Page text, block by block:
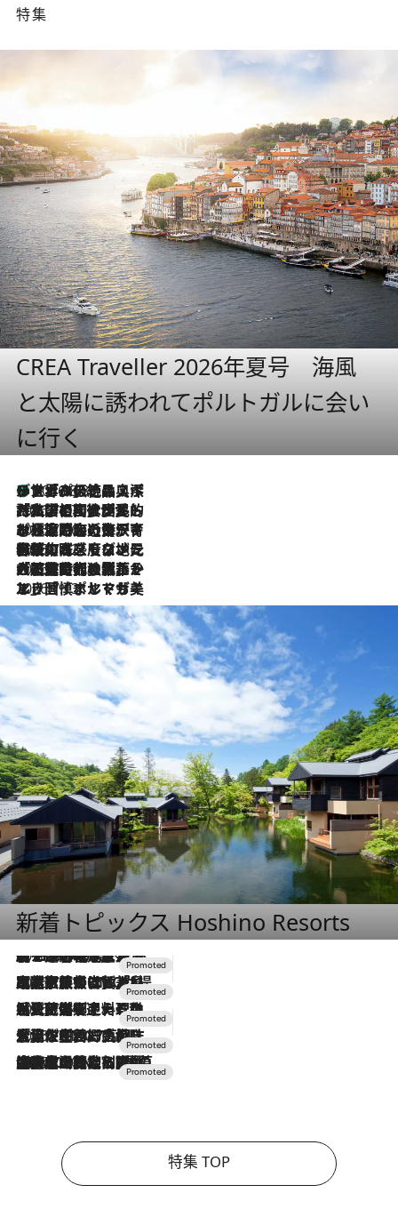
特集
CREA Traveller 2026年夏号 海風
と太陽に誘われてポルトガルに会い
に行く
2026.8.8
リスボンの絶品スイーツ「パステル・デ・ナタ」とは？ポルトガル伝統の奥深い世界へ
2026.7.27
「私の祖国はポルトガル語です」国民的詩人フェルナンド・ペソアと、彼が愛した文学の街を歩く
2026.7.26
ポルトガル近海が育む極上の海の幸。キリリと冷えた白ワインと愉しむ、シーフード専門店の贅沢
2026.7.22
伝統の味をモダンに昇華。高感度な地元客が集う、リスボンの最旬ガストロノミー
2026.7.21
大航海時代の栄華から、震災、独裁、そして革命へ。ポルトガル・首都リスボンの石畳に刻まれた「歴史の光と影」
2026.7.13
エッセイ・ヤマザキマリ「慎ましくも美しき国 ポルトガル」
新着トピックス Hoshino Resorts
2026.8.7
【トンボの足水浴】ヒノキの香りに包まれて涼感マックス！約13℃の湧水かけ流しを避暑地「星野温泉 トンボの湯」で体験
2026.7.31
【ホテル帰省】という選択肢をOMOが提案。家族とほどよい距離を保つには「昼は実家、夜は気兼ねなくホテルで！」
2026.7.24
【夏限定ディナーコース】旬を迎える稚鮎や花ズッキーニなどをイタリア・トスカーナの郷土料理の手法で満喫！
2026.7.17
「土佐和ハーブかき氷」がOMO7高知に登場！生姜、山椒、大葉など目にも舌にも涼を呼ぶ郷土の味
2026.7.10
NEW OPEN！【界 草津】名湯の地に誕生。趣の異なる2種の温泉と上州ならではの会席・蕎麦割烹など美食を味わう究極の癒やし旅
特集 TOP